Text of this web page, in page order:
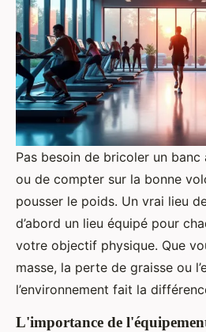
Pas besoin de bricoler un
ou de compter sur la bonne
pousser le poids. Un vrai lieu
d’abord un lieu équipé pour
votre objectif physique. Que
masse, la perte de graisse ou
l’environnement fait la
L'importance de